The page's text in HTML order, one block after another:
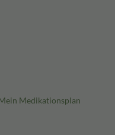
Medikationsplan